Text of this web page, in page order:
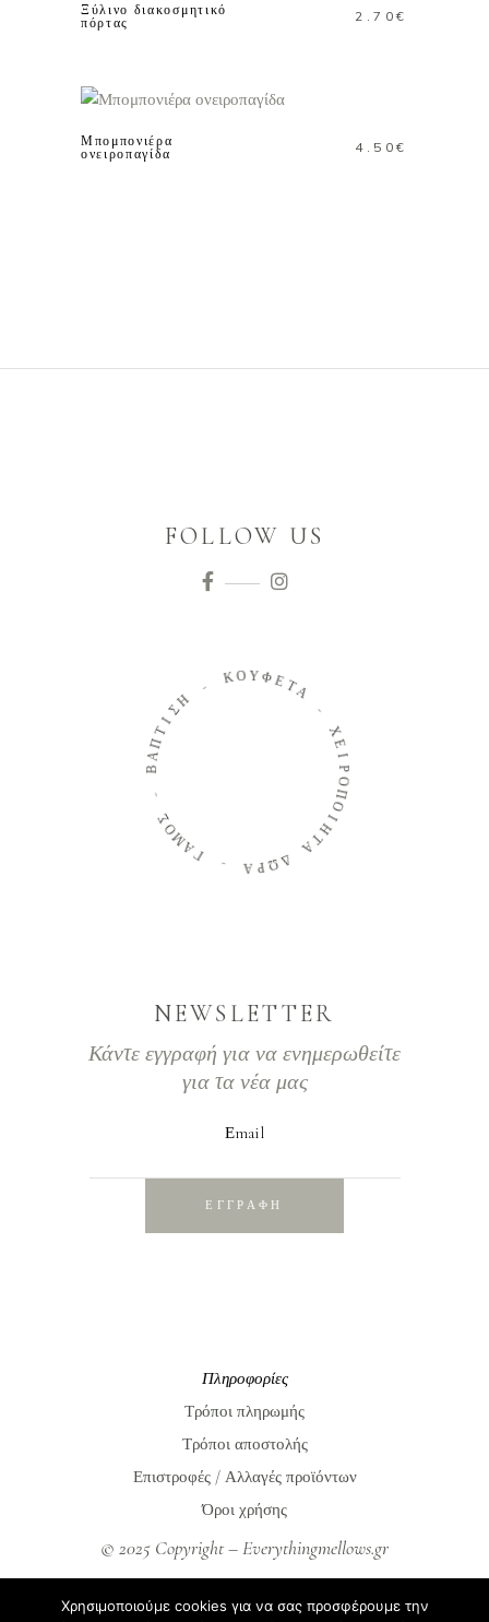
Ξύλινο διακοσμητικό
πόρτας
2.70€
Μπομπονιέρα
ονειροπαγίδα
4.50€
FOLLOW US
Γ
Α
Μ
Ο
Σ
Β
Α
Π
Τ
Ι
Σ
Η
ΚΟΥΦΕΤΑ
-
Χ
Ε
Ι
Ρ
Ο
Π
Ο
Ι
Η
Τ
Α
Δ
Ω
Ρ
Α
NEWSLETTER
Κάντε εγγραφή για να ενημερωθείτε
για τα νέα μας
Εmail
ΕΓΓΡΑΦΗ
Πληροφορίες
Τρόποι πληρωμής
Τρόποι αποστολής
Επιστροφές / Αλλαγές προϊόντων
Όροι χρήσης
© 2025 Copyright – Everythingmellows.gr
Χρησιμοποιούμε cookies για να σας προσφέρουμε την